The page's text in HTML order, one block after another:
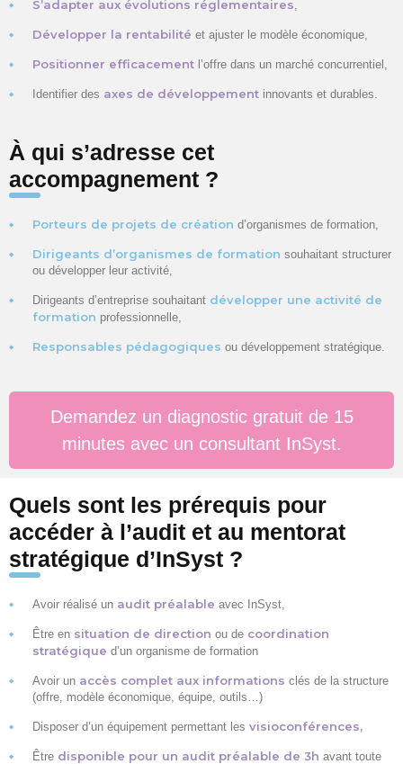
S’adapter aux évolutions réglementaires
Développer la rentabilité et ajuster le modèle économique,
Positionner efficacement l’offre dans un marché concurrentiel,
Identifier des axes de développement innovants et durables.
À qui s’adresse cet
accompagnement ?
Porteurs de projets de création d’organismes de formation,
Dirigeants d’organismes de formation souhaitant structurer
ou développer leur activité,
Dirigeants d’entreprise souhaitant développer une activité de
formation professionnelle,
Responsables pédagogiques ou développement stratégique.
Demandez un diagnostic gratuit de 15
minutes avec un consultant InSyst.
Quels sont les prérequis pour
accéder à l’audit et au mentorat
stratégique d’InSyst ?
Avoir réalisé un audit préalable avec InSyst,
Être en situation de direction ou de coordination
stratégique d’un organisme de formation
Avoir un accès complet aux informations clés de la structure
(offre, modèle économique, équipe, outils…)
Disposer d’un équipement permettant les visioconférences,
Être disponible pour un audit préalable de 3h avant toute